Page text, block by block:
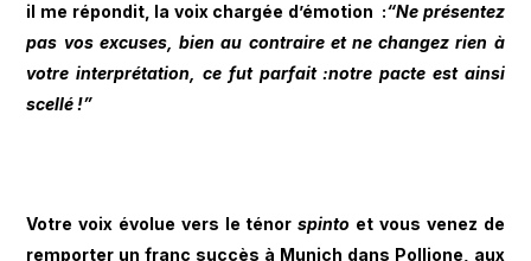
il me répondit, la voix chargée d’émotion :“Ne présentez
pas vos excuses, bien au contraire et ne changez rien à
votre interprétation, ce fut parfait :notre pacte est ainsi
scellé !”
Votre voix évolue vers le ténorspinto et vous venez de
remporter un franc succès à Munich dans Pollione, aux